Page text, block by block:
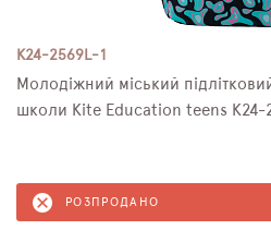
K24-2569L-1
Молодіжний міський
школи Kite Education teens K24-
РОЗПРОДАНО